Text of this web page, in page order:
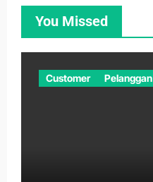
You Missed
Customer Pelanggan